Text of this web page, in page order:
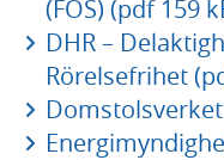
(FOS) (pdf 159
DHR –
Rörelsefrihet